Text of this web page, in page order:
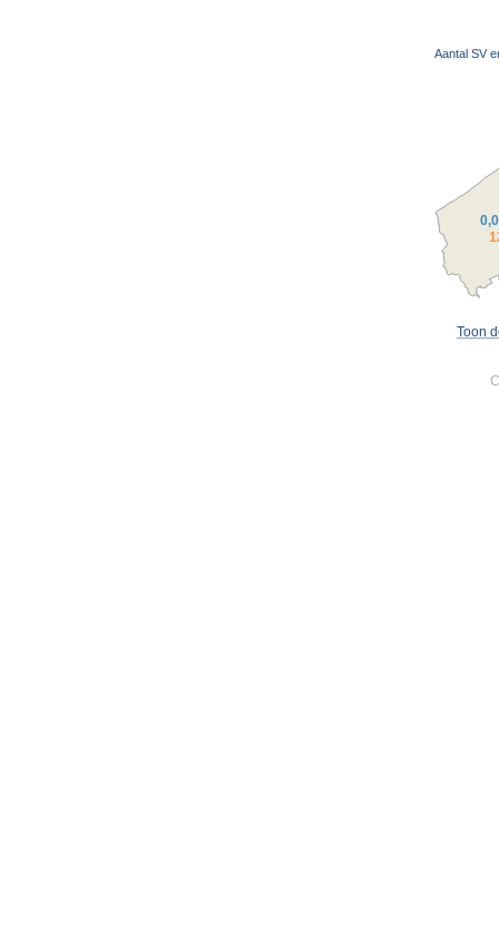
Aantal SV
Toon